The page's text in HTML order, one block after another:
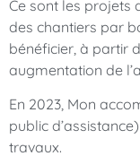
Ce sont les projets
des chantiers par
bénéficier, à partir
augmentation de
En 2023, Mon
public
travaux.